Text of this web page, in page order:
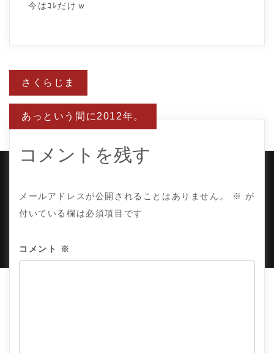
今はｺﾚだけｗ
投
稿
ナ
ビ
ゲ
ー
ョ
ン
さくらじま
あっという間に2012年。
コメントを残す
メールアドレスが公開されることはありません。 ※
が
付いている欄は必須項目です
コメント ※